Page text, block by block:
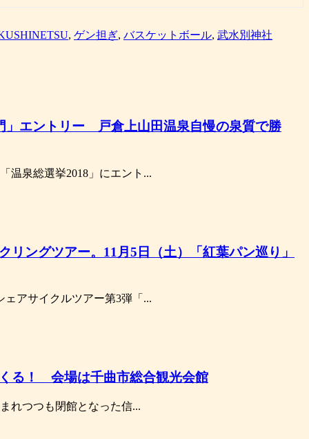
, ゲン担ぎ, バスケットボール, 武水別神社
」エントリー 戸倉上山田温泉自慢の泉質で勝
温泉総選挙2018」にエント...
リングツアー。11月5日（土）「紅葉パン巡り」
アサイクルツアー第3弾「...
る！ 会場は千曲市総合観光会館
れつつも閉館となった信...